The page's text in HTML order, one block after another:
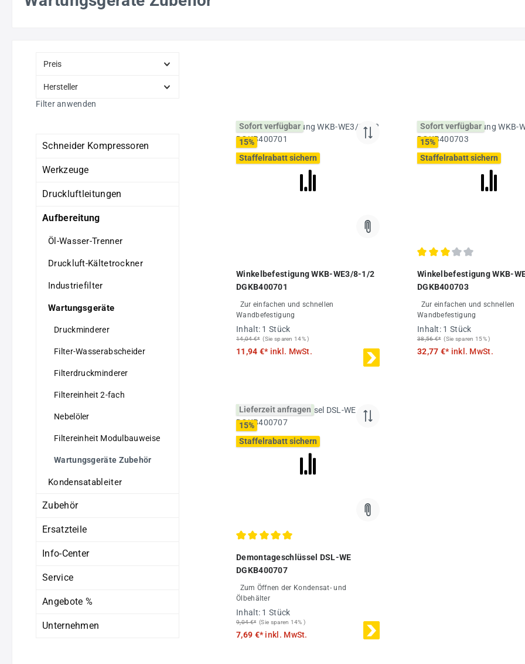
Preis
Hersteller
Filter anwenden
Schneider Kompressoren
Werkzeuge
Druckluftleitungen
Aufbereitung
Öl-Wasser-Trenner
Druckluft-Kältetrockner
Industriefilter
Wartungsgeräte
Druckminderer
Filter-Wasserabscheider
Filterdruckminderer
Filtereinheit 2-fach
Nebelöler
Filtereinheit Modulbauweise
Wartungsgeräte Zubehör
Kondensatableiter
Zubehör
Ersatzteile
Info-Center
Service
Angebote %
Unternehmen
Sofort verfügbar
15%
Staffelrabatt sichern
Winkelbefestigung WKB-WE3/8-1/2
DGKB400701
Wandbefestigung
Inhalt: 1 Stück
14,04 €* (Sie sparen 14% )
11,94 €* inkl. MwSt.
Sofort verfügbar
15%
Staffelrabatt sichern
Winkelbefestigung WKB-
DGKB400703
Wandbefestigung
Inhalt: 1 Stück
38,56 €* (Sie sparen 15% )
32,77 €* inkl. MwSt.
Lieferzeit anfragen
15%
Staffelrabatt sichern
Demontageschlüssel DSL-WE
DGKB400707
Ölbehälter
Inhalt: 1 Stück
9,04 €* (Sie sparen 14% )
7,69 €*inkl. MwSt.